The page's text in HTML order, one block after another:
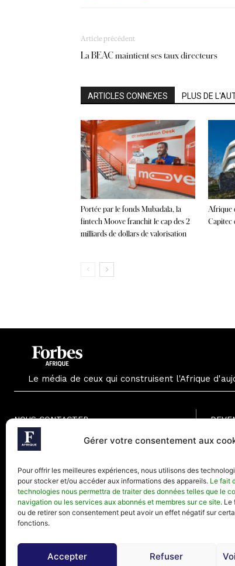
Gérer votre consentement aux
Pour offrir les meilleures expériences, nous utilisons des
pour stocker et/ou accéder aux informations des appareils. Le fait
technologies nous permettra de traiter des données telles que le
navigation ou les services aux abonnés et membres sur ce site. Le
ou de retirer son consentement peut avoir un effet négatif sur
fonctions.
Accepter Refuser
Article précédent
La BEAC maintient ses taux directeurs
ARTICLES CONNEXES PLUS DE
Portée par le fonds Mubadala, la
fintech Moove franchit le cap des 2
milliards de dollars de valorisation
Afrique
Capitec
Le média de ceux qui construisent l'Afrique
NOUS CONTACTER
Paris - France
Mail : contact@forbesafrique.com